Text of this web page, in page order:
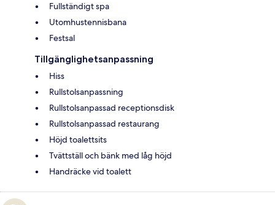
Fullständigt spa
Utomhustennisbana
Festsal
Tillgänglighetsanpassning
Hiss
Rullstolsanpassning
Rullstolsanpassad receptionsdisk
Rullstolsanpassad restaurang
Höjd toalettsits
Tvättställ och bänk med låg höjd
Handräcke vid toalett